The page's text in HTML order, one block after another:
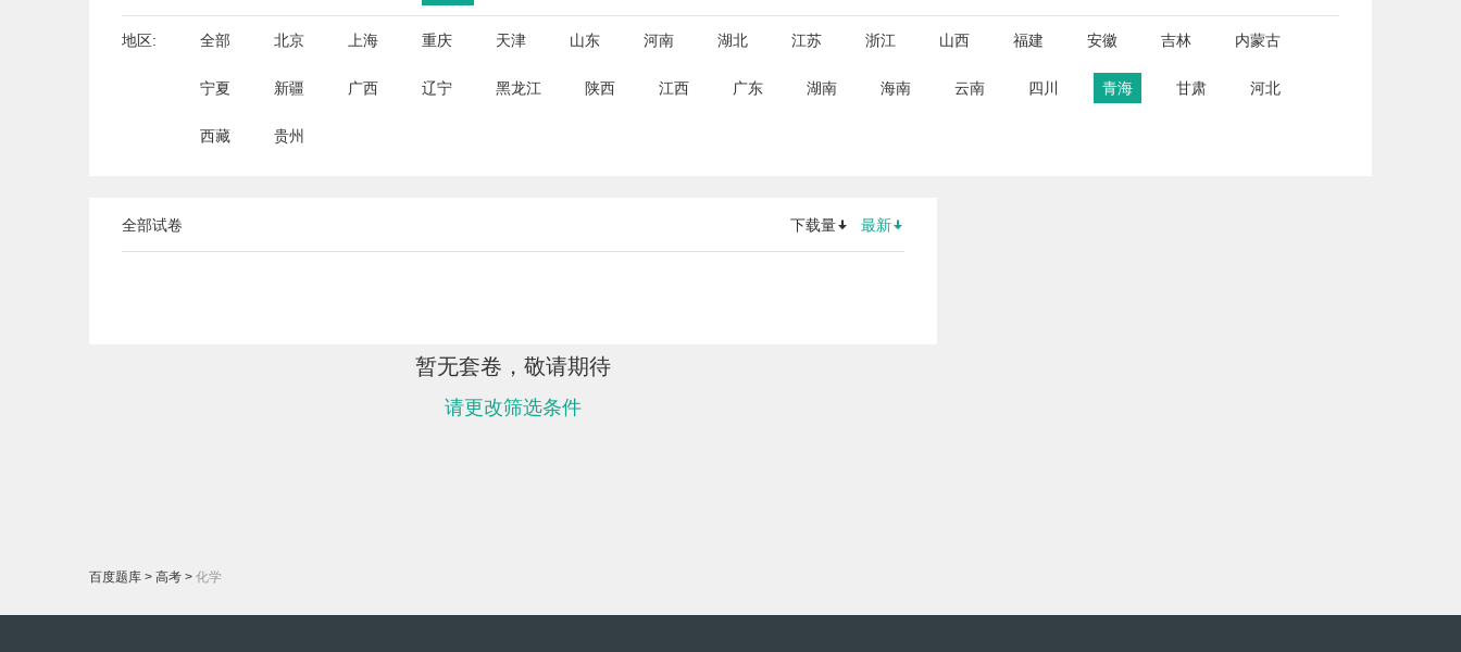
地区: 全部 北京 上海 重庆 天津 山东 河南 湖北 江苏 浙江 山西 福建 安徽 吉林 内蒙古
宁夏 新疆 广西 辽宁 黑龙江 陕西 江西 广东 湖南 海南 云南 四川 青海 甘肃 河北
西藏 贵州
全部试卷 下载量 最新
暂无套卷，敬请期待
请更改筛选条件
百度题库 > 高考 > 化学